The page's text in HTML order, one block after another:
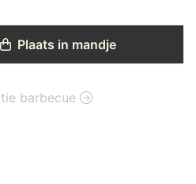
Plaats in mandje
barbecue